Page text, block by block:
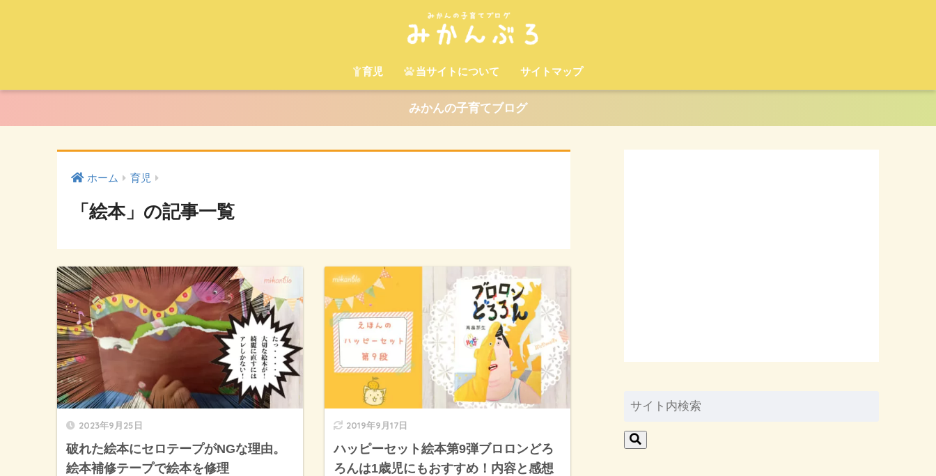
育児 当サイトについて サイトマップ
みかんの子育てブログ
ホーム 育児
「絵本」の記事一覧
2023年9月25日
破れた絵本にセロテープがNGな理由。
絵本補修テープで絵本を修理
2019年9月17日
ハッピーセット絵本第9弾ブロロンどろ
ろんは1歳児にもおすすめ！内容と感想